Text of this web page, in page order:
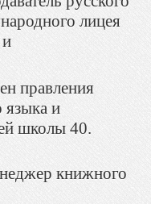
лицея
правления
и
школы 40.
книжного